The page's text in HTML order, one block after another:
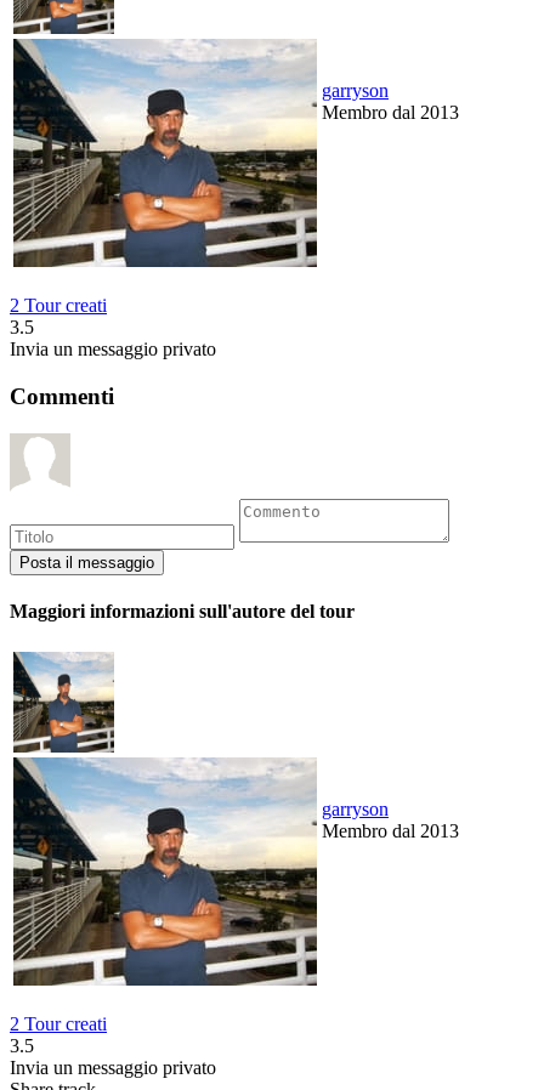
garryson
Membro dal 2013
2 Tour creati
3.5
Invia un messaggio privato
Commenti
Maggiori informazioni sull'autore del tour
garryson
Membro dal 2013
2 Tour creati
3.5
Invia un messaggio privato